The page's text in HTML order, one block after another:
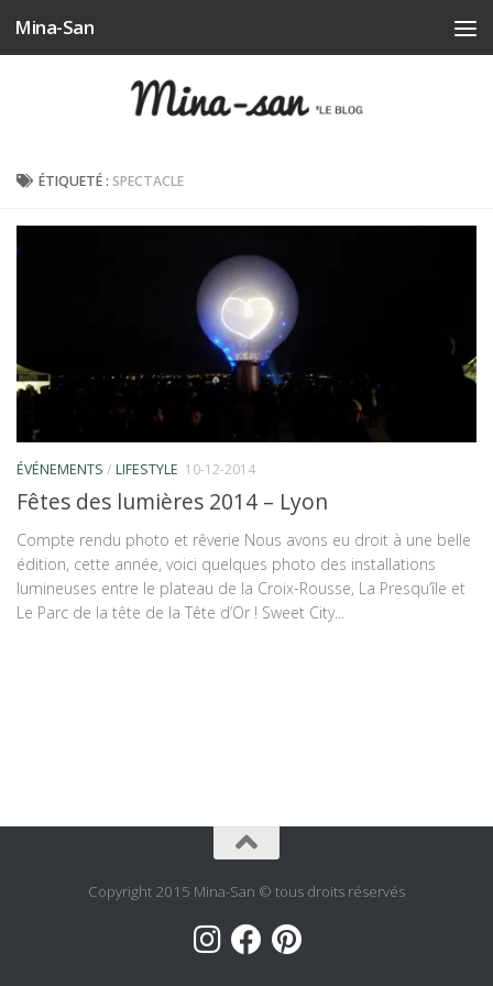
Skip to content
Mina-San
ÉTIQUETÉ :SPECTACLE
ÉVÉNEMENTS / LIFESTYLE 10-12-2014
Fêtes des lumières 2014 – Lyon
Compte rendu photo et rêverie Nous avons eu droit à une belle
édition, cette année, voici quelques photo des installations
lumineuses entre le plateau de la Croix-Rousse, La Presqu’île et
Le Parc de la tête de la Tête d’Or ! Sweet City...
Copyright 2015 Mina-San © tous droits réservés